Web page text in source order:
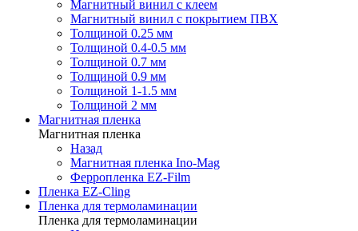
Магнитный винил с клеем
Магнитный винил с покрытием ПВХ
Толщиной 0.25 мм
Толщиной 0.4-0.5 мм
Толщиной 0.7 мм
Толщиной 0.9 мм
Толщиной 1-1.5 мм
Толщиной 2 мм
Магнитная пленка
Магнитная пленка
Назад
Магнитная пленка Ino-Mag
Ферропленка EZ-Film
Пленка EZ-Cling
Пленка для термоламинации
Пленка для термоламинации